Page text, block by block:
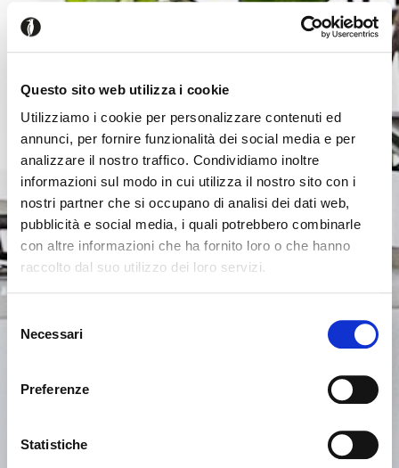
Questo sito web utilizza i cookie
Utilizziamo i cookie per personalizzare contenuti ed
annunci, per fornire funzionalità dei social media e per
analizzare il nostro traffico. Condividiamo inoltre
informazioni sul modo in cui utilizza il nostro sito con i
nostri partner che si occupano di analisi dei dati web,
pubblicità e social media, i quali potrebbero combinarle
con altre informazioni che ha fornito loro o che hanno
raccolto dal suo utilizzo dei loro servizi.
Selezione
delNecessari
Preferenze
Statistiche
Seems like you’re browsing from Close
United Kingdom. Would you like to switch to the site in
Invalid username or password. Remember that the
password is case-sensitive. Please try again.